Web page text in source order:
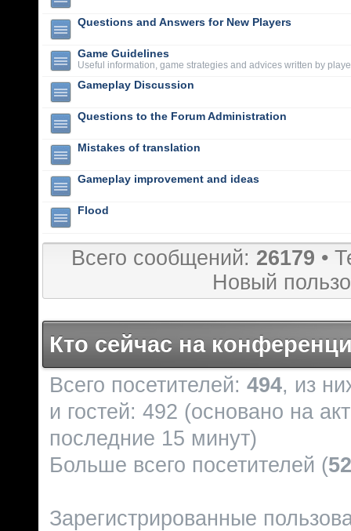
Questions and Answers for New Players
Game Guidelines
Useful information, game strategies and advices written by
Gameplay Discussion
Questions to the Forum Administration
Mistakes of translation
Gameplay improvement and ideas
Flood
Всего сообщений: 26179 •
Новый
Кто сейчас на
Всего посетителей: 494, из
и гостей: 492 (основано на
последние 15 минут)
Больше всего посетителей (
Зарегистрированные